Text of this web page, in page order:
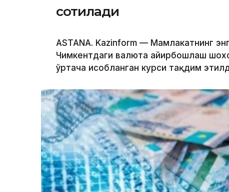
сотилади
ASTANA. Kazinform — Мамлакатнинг
Чимкентдаги валюта айирбошлаш
ўртача ҳисобланган курси тақдим